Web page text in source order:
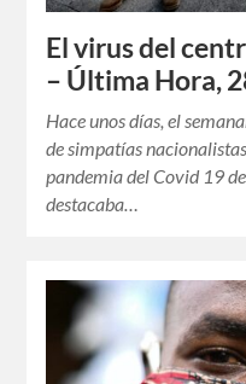
El virus del
– Última Hora,
Hace unos días, el
de simpatías
pandemia del Covid 19
destacaba…